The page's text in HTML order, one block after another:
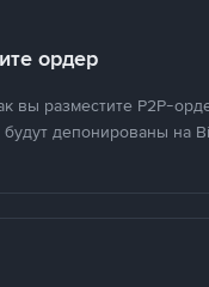
ордер
вы разместите P2P-
будут депонированы на